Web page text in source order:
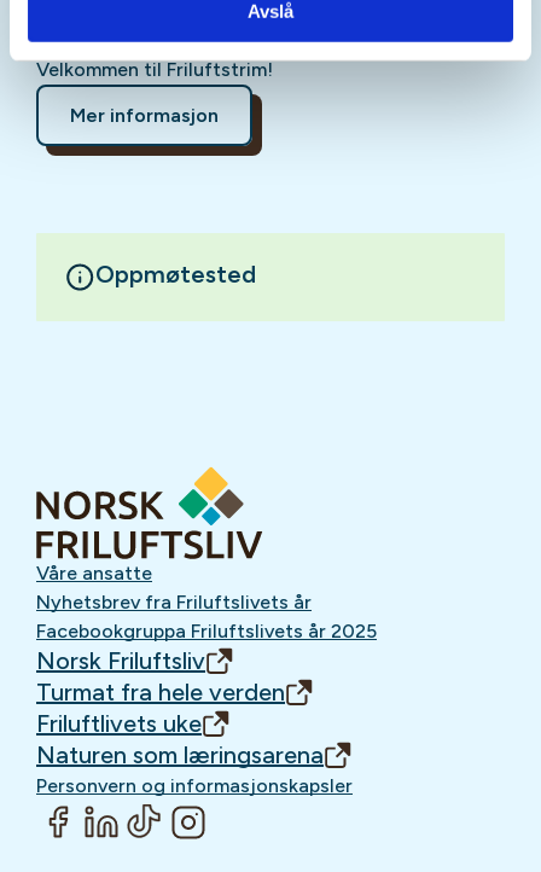
Avslå
at alle føler seg velkommen i gruppa.
Velkommen til Friluftstrim!
Mer informasjon
Oppmøtested
Våre ansatte
Nyhetsbrev fra Friluftslivets år
Facebookgruppa Friluftslivets år 2025
Norsk Friluftsliv
Turmat fra hele verden
Friluftlivets uke
Naturen som læringsarena
Personvern og informasjonskapsler